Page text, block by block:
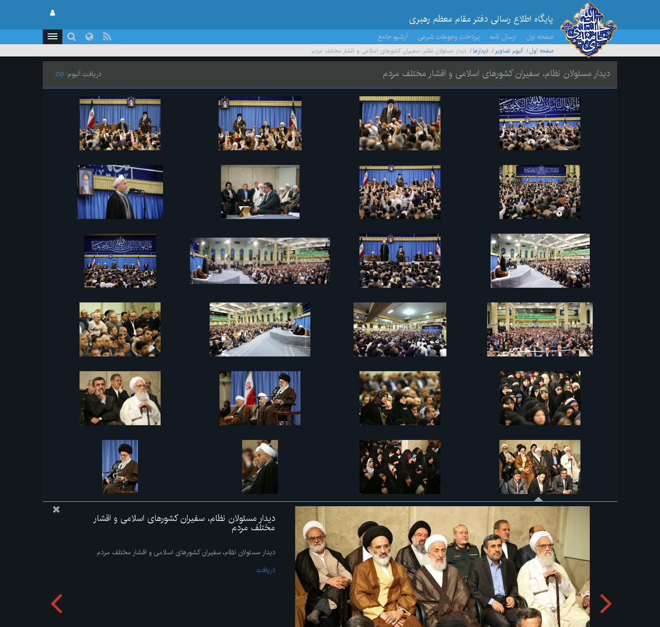
پایگاه اطلاع رسانی دفتر مقام معظم رهبری
صفحه اول ارسال نامه پرداخت وجوهات شرعی آرشیو جامع
صفحه اول آلبوم تصاویر ديدارها دیدار مسئولان نظام، سفیران کشورهای اسلامی و اقشار مختلف مردم
دیدار مسئولان نظام، سفیران کشورهای اسلامی و اقشار مختلف مردم دریافت آلبوم: zip
دیدار مسئولان نظام، سفیران کشورهای اسلامی و اقشار
مختلف مردم
دیدار مسئولان نظام، سفیران کشورهای اسلامی و اقشار مختلف مردم
دریافت